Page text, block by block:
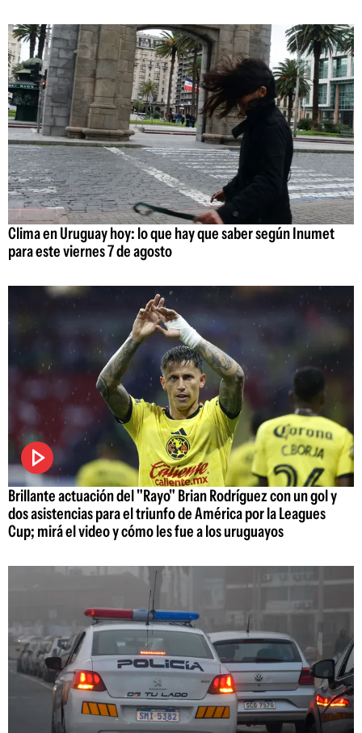
Clima en Uruguay hoy: lo que hay que saber según Inumet
para este viernes 7 de agosto
Brillante actuación del "Rayo" Brian Rodríguez con un gol y
dos asistencias para el triunfo de América por la Leagues
Cup; mirá el video y cómo les fue a los uruguayos